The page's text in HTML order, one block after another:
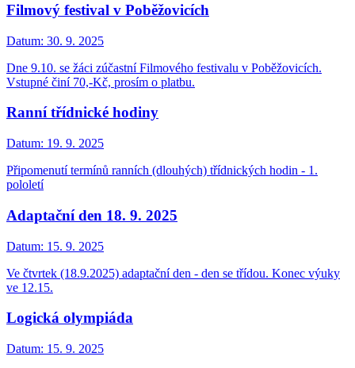
Filmový festival v Poběžovicích
Datum: 30. 9. 2025
Dne 9.10. se žáci zúčastní Filmového festivalu v Poběžovicích.
Vstupné činí 70,-Kč, prosím o platbu.
Ranní třídnické hodiny
Datum: 19. 9. 2025
Připomenutí termínů ranních (dlouhých) třídnických hodin - 1.
pololetí
Adaptační den 18. 9. 2025
Datum: 15. 9. 2025
Ve čtvrtek (18.9.2025) adaptační den - den se třídou. Konec výuky
ve 12.15.
Logická olympiáda
Datum: 15. 9. 2025